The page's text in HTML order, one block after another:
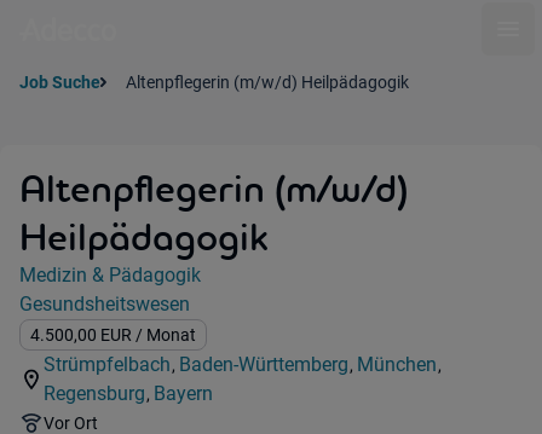
Job Suche Altenpflegerin (m/w/d) Heilpädagogik
Altenpflegerin (m/w/d)
Heilpädagogik
Jobdetails
Kategorie:
Medizin & Pädagogik
Industry:
Gesundsheitswesen
Gehalt:
4.500,00 EUR / Monat
Standorte:
Strümpfelbach,
Region:
Baden-Württemberg,
Standorte:
München,
Standorte:
Regensburg,
Region:
Bayern
Remote Option:
Vor Ort